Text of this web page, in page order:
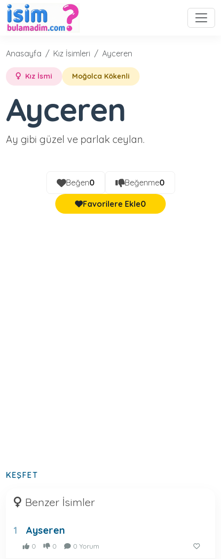
Anasayfa Kız İsimleri Ayceren
Kız İsmi Moğolca Kökenli
Ayceren
Ay gibi güzel ve parlak ceylan.
Beğen0 Beğenme0
Favorilere Ekle0
KEŞFET
Benzer İsimler
1 Ayseren
0 0 0 Yorum